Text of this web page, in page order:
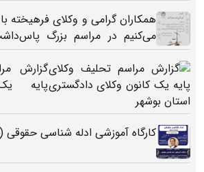
همکاران گرامی و وکلای فرهیخته
می‌کنیم در مراسم بزرگ
سال‌روز استقلال کانون‌های وکلای
گزارش
پایه
کارگاه آموزشی ادله شناسی